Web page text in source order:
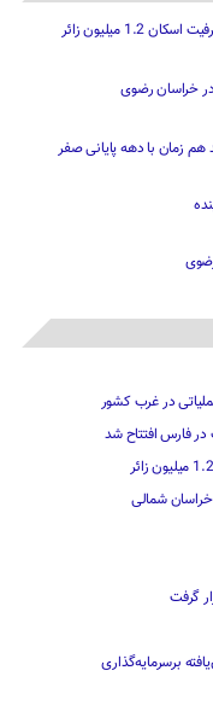
میلیون زائر
در غرب کشور